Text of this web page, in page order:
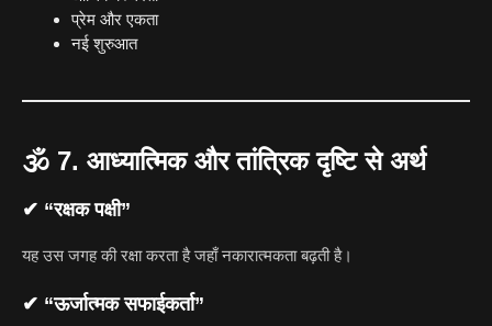
प्रेम और एकता
नई शुरुआत
🕉 7. आध्यात्मिक और तांत्रिक दृष्टि से अर्थ
✔ “रक्षक पक्षी”
यह उस जगह की रक्षा करता है जहाँ नकारात्मकता बढ़ती है।
✔ “ऊर्जात्मक सफाईकर्ता”